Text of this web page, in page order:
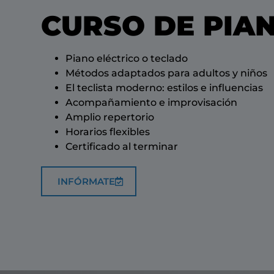
CURSO DE
Piano eléctrico o teclado
Métodos adaptados para adultos y niños
El teclista moderno: estilos e influencias
Acompañamiento e improvisación
Amplio repertorio
Horarios flexibles
Certificado al terminar
INFÓRMATE